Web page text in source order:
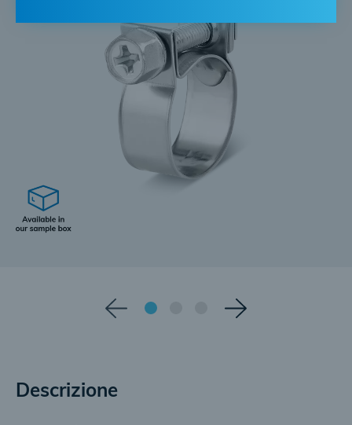
Descrizione